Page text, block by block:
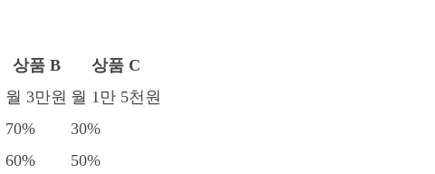
상품 B
상품 C
월 3만원 월 1만 5천원
70%
30%
60%
50%